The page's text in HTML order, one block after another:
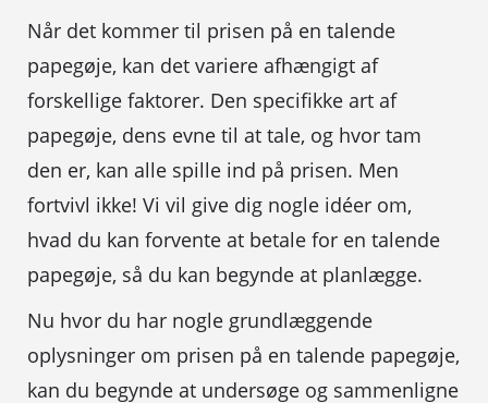
Når det kommer til prisen på en talende
papegøje, kan det variere afhængigt af
forskellige faktorer. Den specifikke art af
papegøje, dens evne til at tale, og hvor tam
den er, kan alle spille ind på prisen. Men
fortvivl ikke! Vi vil give dig nogle idéer om,
hvad du kan forvente at betale for en talende
papegøje, så du kan begynde at planlægge.
Nu hvor du har nogle grundlæggende
oplysninger om prisen på en talende papegøje,
kan du begynde at undersøge og sammenligne